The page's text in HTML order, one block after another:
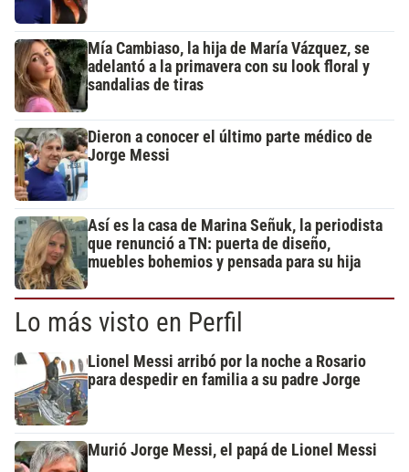
Mía Cambiaso, la hija de María Vázquez, se
adelantó a la primavera con su look floral y
sandalias de tiras
Dieron a conocer el último parte médico de
Jorge Messi
Así es la casa de Marina Señuk, la periodista
que renunció a TN: puerta de diseño,
muebles bohemios y pensada para su hija
Lo más visto en Perfil
Lionel Messi arribó por la noche a Rosario
para despedir en familia a su padre Jorge
Murió Jorge Messi, el papá de Lionel Messi